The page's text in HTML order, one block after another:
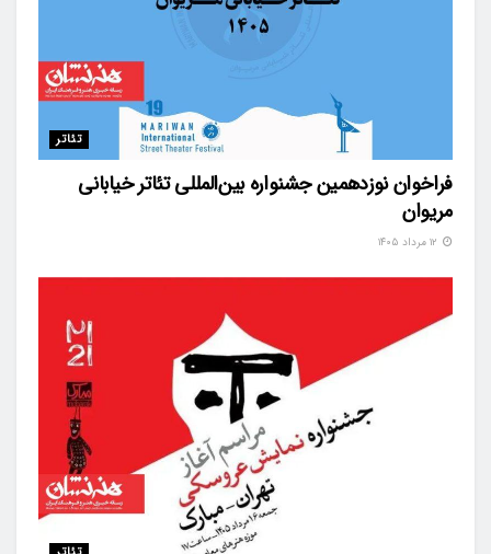
تئاتر
فراخوان نوزدهمین جشنواره بین‌المللی تئاتر خیابانی
مریوان